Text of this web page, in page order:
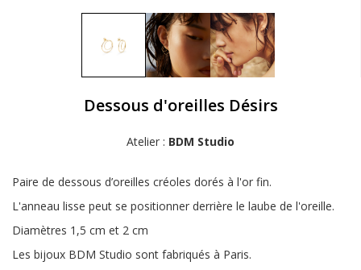
Dessous d'oreilles Désirs
Atelier : BDM Studio
Paire de dessous d’oreilles créoles dorés à l'or fin.
L'anneau lisse peut se positionner derrière le laube de l'oreille.
Diamètres 1,5 cm et 2 cm
Les bijoux BDM Studio sont fabriqués à Paris.